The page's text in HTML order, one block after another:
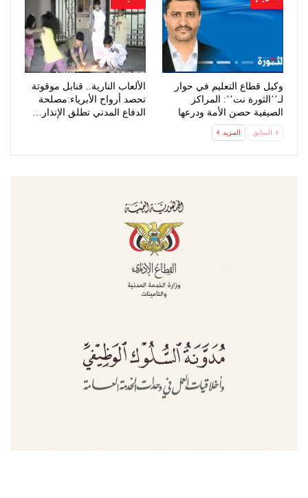
وكيل قطاع التعليم في حوار
لـ’’الثورة نت’’: المراكز
الصيفية حصن الأمة ودرعها
لتحصين…
الألعاب النارية.. قنابل موقوتة
تحصد أرواح الأبرياء:مصلحة
الدفاع المدني تطلق الإنذار…
السابق المزيد